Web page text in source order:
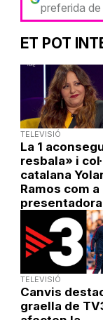
preferida
ET POT
TELEVISIÓ
La 1
resbala» i
catalana
Ramos com a
presentadora
TELEVISIÓ
Canvis
graella de